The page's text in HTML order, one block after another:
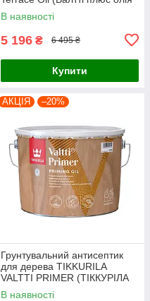
для деревини) 9л, базис ЕС
В наявності
5 196 ₴ 6 495 ₴
Купити
АКЦІЯ –20%
Грунтувальний антисептик
для дерева TIKKURILA
VALTTI PRIMER (ТІККУРІЛА
ВАЛТТІ ПРАЙМЕР) 2.7 л
В наявності